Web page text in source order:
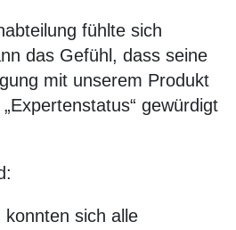
fühlte sich
das Gefühl, dass seine
mit unserem Produkt
gewürdigt
sich alle